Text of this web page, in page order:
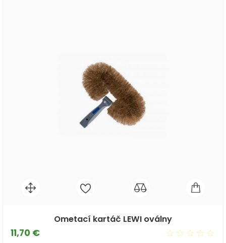
Ometací kartáč LEWI oválny
11,70 €Cena